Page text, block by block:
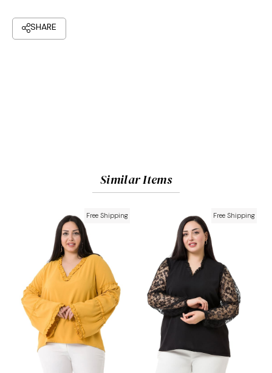
Similar Items
Free Shipping Free Shipping